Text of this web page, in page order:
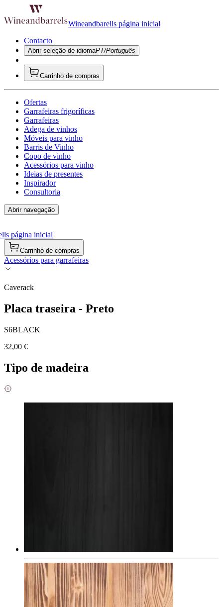
Wineandbarells página inicial
Contacto
Abrir seleção de idiomaPT/Português
Carrinho de compras
Ofertas
Garrafeiras frigoríficas
Garrafeiras
Adega de vinhos
Móveis para vinho
Barris de Vinho
Copo de vinho
Acessórios para vinho
Ideias de presentes
Inspirador
Consultoria
Abrir navegação
página inicial
Carrinho de compras
Acessórios para garrafeiras
Caverack
Placa traseira - Preto
S6BLACK
32,00 €
Tipo de madeira